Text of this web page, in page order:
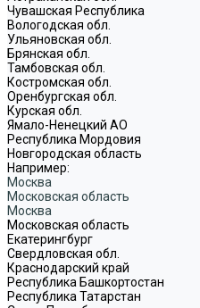
Чувашская Республика
Вологодская обл.
Ульяновская обл.
Брянская обл.
Тамбовская обл.
Костромская обл.
Оренбургская обл.
Курская обл.
Ямало-Ненецкий АО
Республика Мордовия
Новгородская область
Например:
Москва
Московская область
Москва
Московская область
Екатерингбург
Свердловская обл.
Краснодарский край
Республика Башкортостан
Республика Татарстан